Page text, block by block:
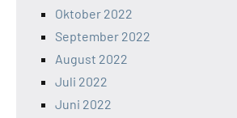
Oktober 2022
September 2022
August 2022
Juli 2022
Juni 2022